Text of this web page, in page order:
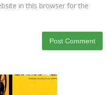
in this browser for the